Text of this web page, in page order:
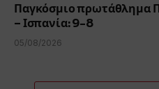
Παγκόσμιο πρωτάθλημα
– Ισπανία: 9-8
05/08/2026